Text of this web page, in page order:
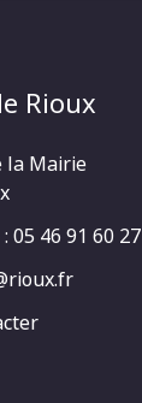
Rioux
la Mairie
05 46 91 60 27